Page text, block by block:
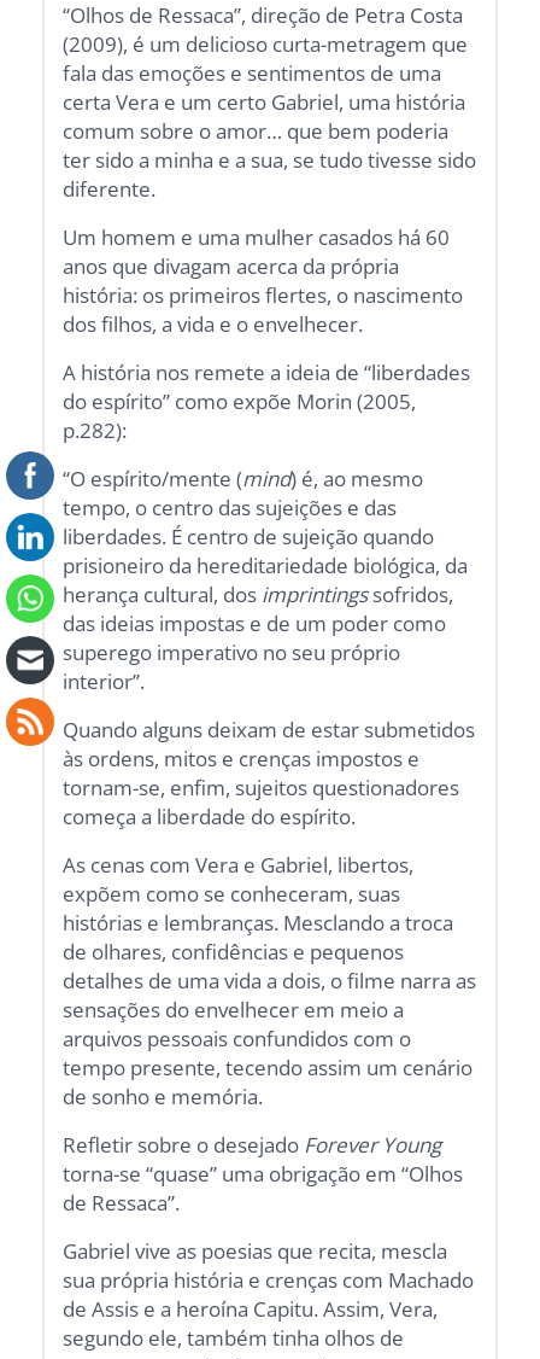
“Olhos de Ressaca”, direção de Petra Costa
(2009), é um delicioso curta-metragem que
fala das emoções e sentimentos de uma
certa Vera e um certo Gabriel, uma história
comum sobre o amor… que bem poderia
ter sido a minha e a sua, se tudo tivesse sido
diferente.
Um homem e uma mulher casados há 60
anos que divagam acerca da própria
história: os primeiros flertes, o nascimento
dos filhos, a vida e o envelhecer.
A história nos remete a ideia de “liberdades
do espírito” como expõe Morin (2005,
p.282):
“O espírito/mente (mind) é, ao mesmo
tempo, o centro das sujeições e das
liberdades. É centro de sujeição quando
prisioneiro da hereditariedade biológica, da
herança cultural, dos imprintingssofridos,
das ideias impostas e de um poder como
superego imperativo no seu próprio
interior”.
Quando alguns deixam de estar submetidos
às ordens, mitos e crenças impostos e
tornam-se, enfim, sujeitos questionadores
começa a liberdade do espírito.
As cenas com Vera e Gabriel, libertos,
expõem como se conheceram, suas
histórias e lembranças. Mesclando a troca
de olhares, confidências e pequenos
detalhes de uma vida a dois, o filme narra as
sensações do envelhecer em meio a
arquivos pessoais confundidos com o
tempo presente, tecendo assim um cenário
de sonho e memória.
Refletir sobre o desejado Forever Young
torna-se “quase” uma obrigação em “Olhos
de Ressaca”.
Gabriel vive as poesias que recita, mescla
sua própria história e crenças com Machado
de Assis e a heroína Capitu. Assim, Vera,
segundo ele, também tinha olhos de